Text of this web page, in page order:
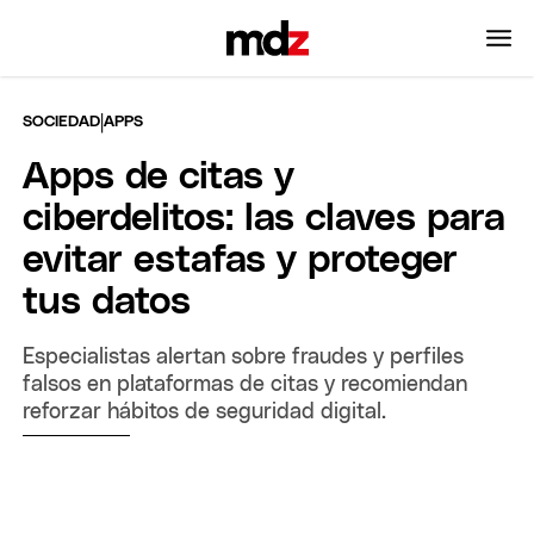
SOCIEDAD |APPS
Apps de citas y
ciberdelitos: las claves para
evitar estafas y proteger
tus datos
Especialistas alertan sobre fraudes y perfiles
falsos en plataformas de citas y recomiendan
reforzar hábitos de seguridad digital.